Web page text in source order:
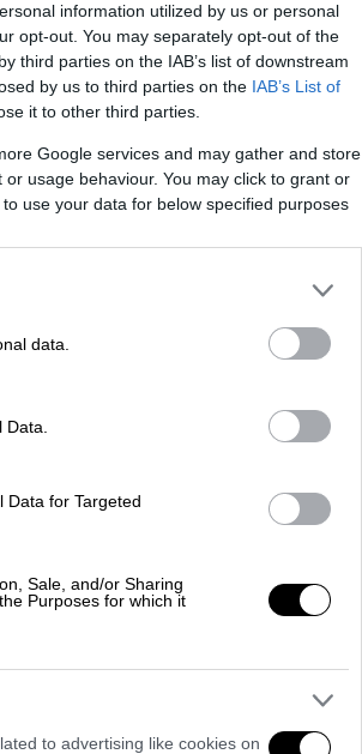
information utilized by us or personal
opt-out. You may separately opt-out of the
third parties on the IAB’s list of downstream
by us to third parties on the IAB’s List of
it to other third parties.
Google services and may gather and store
usage behaviour. You may click to grant or
use your data for below specified purposes
data.
Data for Targeted
Sale, and/or Sharing
Purposes for which it
to advertising like cookies on
τ
της κατάφερε
βήμα.
σχολείου - 5